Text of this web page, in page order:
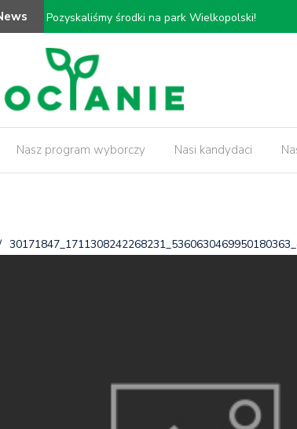
𝗠𝗼𝗱𝗲𝗿𝗻𝗶𝘇𝗮𝗰𝗷𝗮 𝗗𝗿𝗮𝘄𝘀𝗸𝗶𝗲𝗷, 𝗽𝗿𝘇𝗲𝗯𝘂𝗱𝗼𝘄𝗮
𝗶𝗻𝘄𝗲𝗻𝘁𝗮𝗿𝘆𝘇𝗮𝗰𝗷𝗮 𝗱𝗿𝘇𝗲𝘄 𝘄 𝗻𝗮𝘀𝘇𝗲𝗷 𝗱𝘇𝗶𝗲𝗹𝗻𝗶𝗰𝘆!
Nasz program wyborczy Nasi kandydaci